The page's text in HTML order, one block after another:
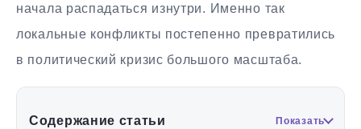
начала распадаться изнутри. Именно так
локальные конфликты постепенно превратились
в политический кризис большого масштаба.
Содержание статьи Показать